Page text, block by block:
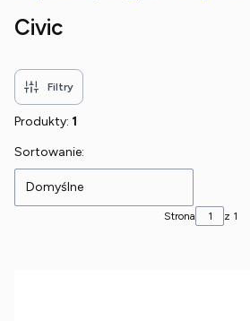
Civic
Filtry
Produkty: 1
Lista produktów
Sortowanie:
Domyślne
Strona z 1